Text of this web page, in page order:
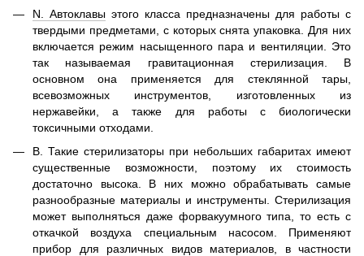
N. Автоклавы этого класса предназначены для работы с
твердыми предметами, с которых снята упаковка. Для них
включается режим насыщенного пара и вентиляции. Это
так называемая гравитационная стерилизация. В
основном она применяется для стеклянной тары,
всевозможных инструментов, изготовленных из
нержавейки, а также для работы с биологически
токсичными отходами.
B. Такие стерилизаторы при небольших габаритах имеют
существенные возможности, поэтому их стоимость
достаточно высока. В них можно обрабатывать самые
разнообразные материалы и инструменты. Стерилизация
может выполняться даже форвакуумного типа, то есть с
откачкой воздуха специальным насосом. Применяют
прибор для различных видов материалов, в частности